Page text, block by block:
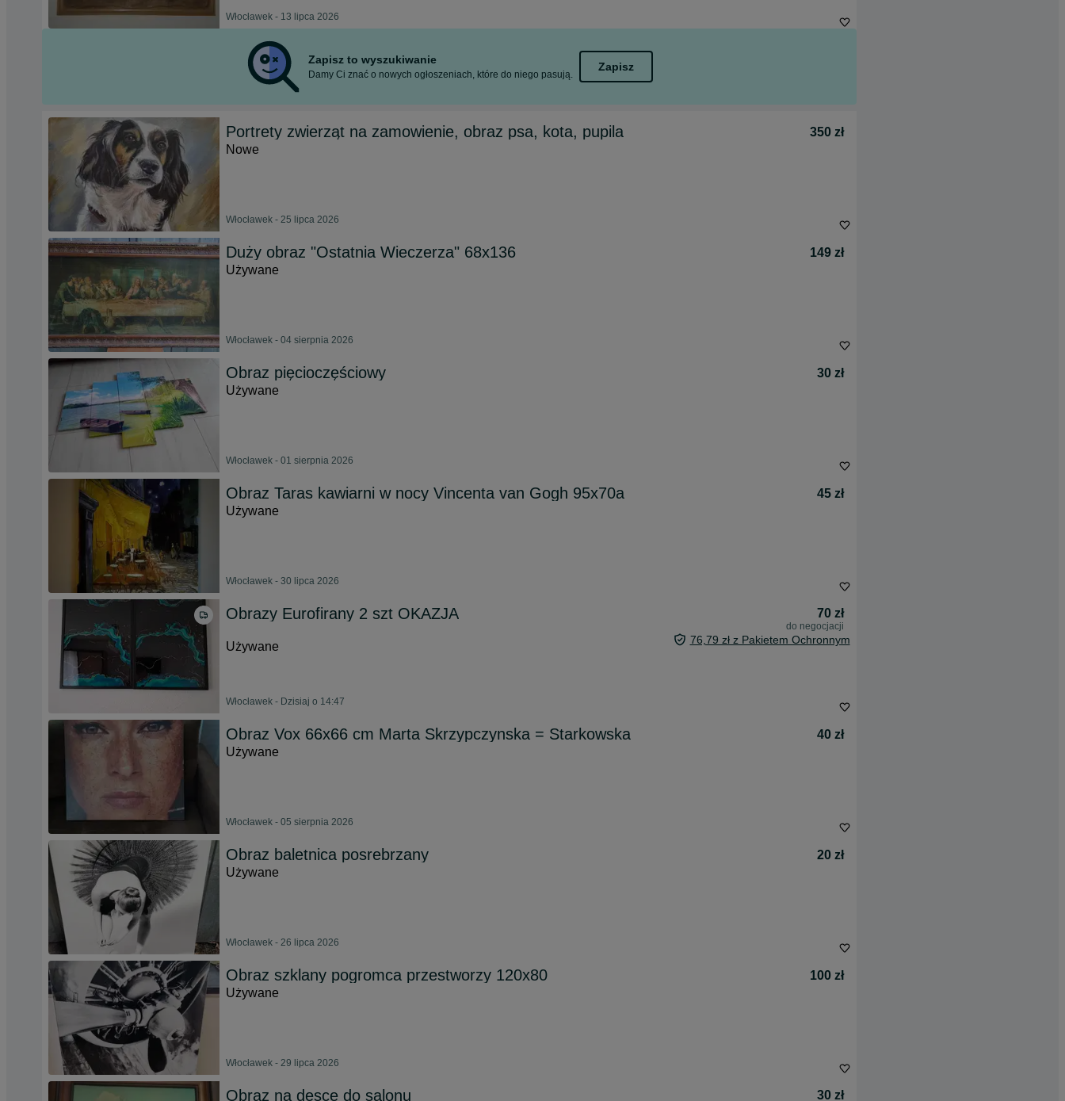
Włocławek - 13 lipca 2026
Zapisz to wyszukiwanie
Damy Ci znać o nowych ogłoszeniach, które do niego pasują.
Zapisz
Portrety zwierząt na zamowienie, obraz psa, kota, pupila
350 zł
Nowe
Włocławek - 25 lipca 2026
Duży obraz "Ostatnia Wieczerza" 68x136
149 zł
Używane
Włocławek - 04 sierpnia 2026
Obraz pięcioczęściowy
30 zł
Używane
Włocławek - 01 sierpnia 2026
Obraz Taras kawiarni w nocy Vincenta van Gogh 95x70a
45 zł
Używane
Włocławek - 30 lipca 2026
Obrazy Eurofirany 2 szt OKAZJA 70 zł
do negocjacji
Używane 76,79 zł z Pakietem Ochronnym
Włocławek - Dzisiaj o 14:47
Obraz Vox 66x66 cm Marta Skrzypczynska = Starkowska
40 zł
Używane
Włocławek - 05 sierpnia 2026
Obraz baletnica posrebrzany
20 zł
Używane
Włocławek - 26 lipca 2026
Obraz szklany pogromca przestworzy 120x80
100 zł
Używane
Włocławek - 29 lipca 2026
Obraz na desce do salonu 30 zł